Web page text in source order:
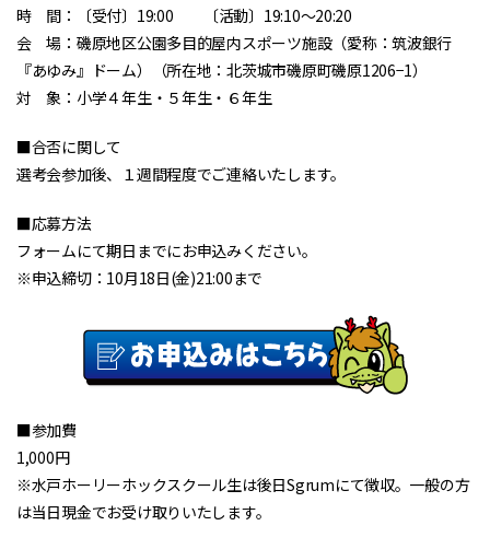
時 間：〔受付〕19:00 〔活動〕19:10～20:20
会 場：磯原地区公園多目的屋内スポーツ施設（愛称：筑波銀行
『あゆみ』ドーム）（所在地：北茨城市磯原町磯原1206−1）
対 象：小学４年生・５年生・６年生
■合否に関して
選考会参加後、１週間程度でご連絡いたします。
■応募方法
フォームにて期日までにお申込みください。
※申込締切：10月18日(金)21:00まで
■参加費
1,000円
※水戸ホーリーホックスクール生は後日Sgrumにて徴収。一般の方
は当日現金でお受け取りいたします。